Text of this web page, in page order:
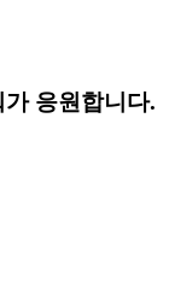
응원합니다.